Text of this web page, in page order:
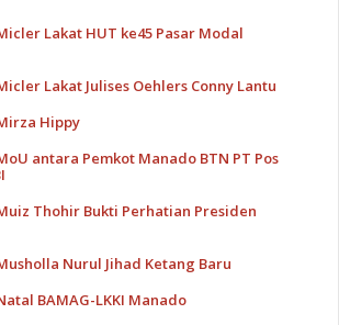
Lakat HUT ke45 Pasar Modal
Lakat Julises Oehlers Conny Lantu
Hippy
antara Pemkot Manado BTN PT Pos
Thohir Bukti Perhatian Presiden
Nurul Jihad Ketang Baru
BAMAG-LKKI Manado